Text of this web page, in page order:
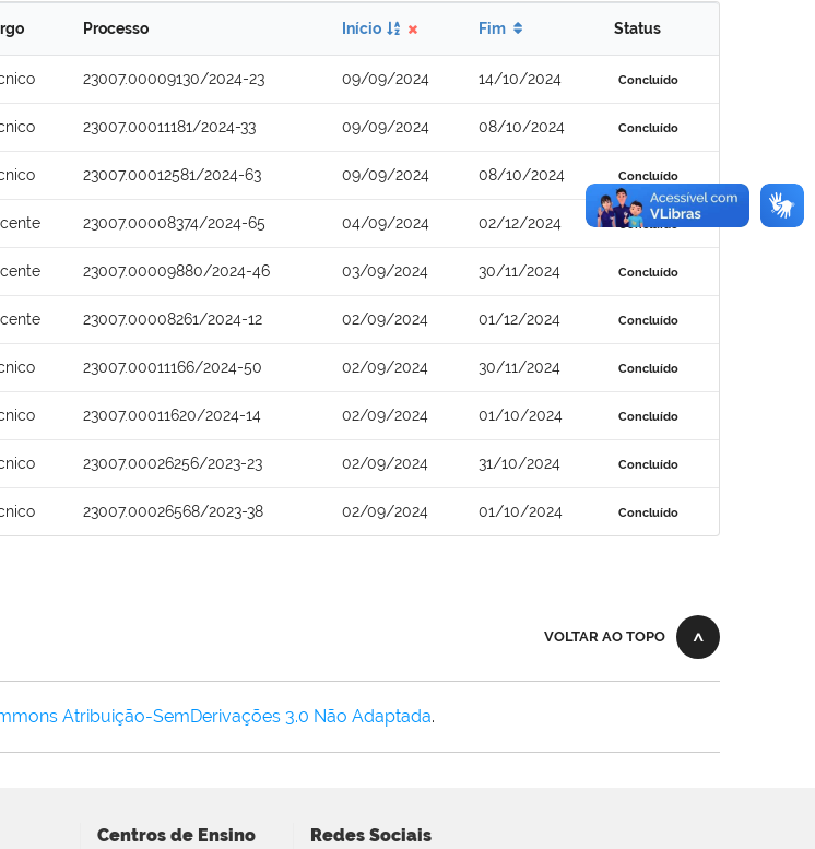
Processo Início Fim Status
23007.00009130/2024-23 09/09/2024 14/10/2024 Concluído
23007.00011181/2024-33 09/09/2024 08/10/2024 Concluído
23007.00012581/2024-63 09/09/2024 08/10/2024 Concluído
23007.00008374/2024-65 04/09/2024 02/12/2024 Concluído
23007.00009880/2024-46 03/09/2024 30/11/2024 Concluído
23007.00008261/2024-12 02/09/2024 01/12/2024 Concluído
23007.00011166/2024-50 02/09/2024 30/11/2024 Concluído
23007.00011620/2024-14 02/09/2024 01/10/2024 Concluído
23007.00026256/2023-23 02/09/2024 31/10/2024 Concluído
23007.00026568/2023-38 02/09/2024 01/10/2024 Concluído
VOLTAR AO TOPO
Atribuição-SemDerivações 3.0 Não Adaptada.
Centros de Ensino Redes Sociais